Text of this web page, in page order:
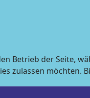
Betrieb der Seite,
zulassen